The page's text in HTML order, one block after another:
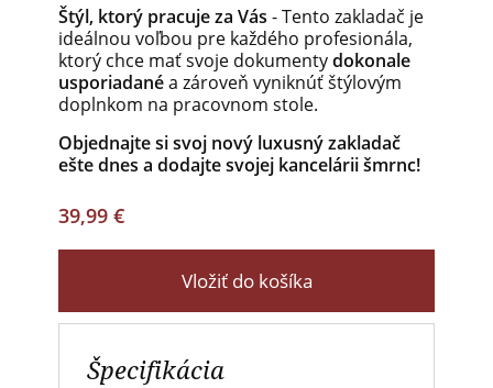
Štýl, ktorý pracuje za Vás - Tento zakladač je
ideálnou voľbou pre každého profesionála,
ktorý chce mať svoje dokumentydokonale
usporiadanéa zároveň vyniknúť štýlovým
doplnkom na pracovnom stole.
Objednajte si svoj nový luxusný zakladač
ešte dnes a dodajte svojej kancelárii šmrnc!
39,99 €
Vložiť do košíka
Špecifikácia